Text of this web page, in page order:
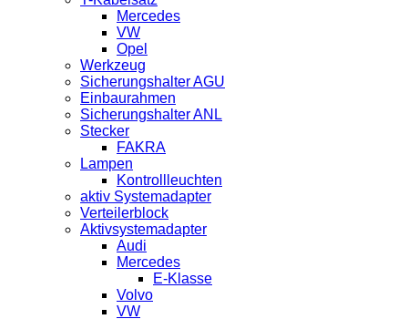
Mercedes
VW
Opel
Werkzeug
Sicherungshalter AGU
Einbaurahmen
Sicherungshalter ANL
Stecker
FAKRA
Lampen
Kontrollleuchten
aktiv Systemadapter
Verteilerblock
Aktivsystemadapter
Audi
Mercedes
E-Klasse
Volvo
VW